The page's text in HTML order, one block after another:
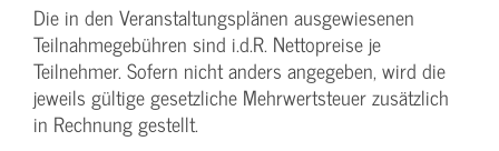
Die in den Veranstaltungsplänen ausgewiesenen
Teilnahmegebühren sind i.d.R. Nettopreise je
Teilnehmer. Sofern nicht anders angegeben, wird die
jeweils gültige gesetzliche Mehrwertsteuer zusätzlich
in Rechnung gestellt.